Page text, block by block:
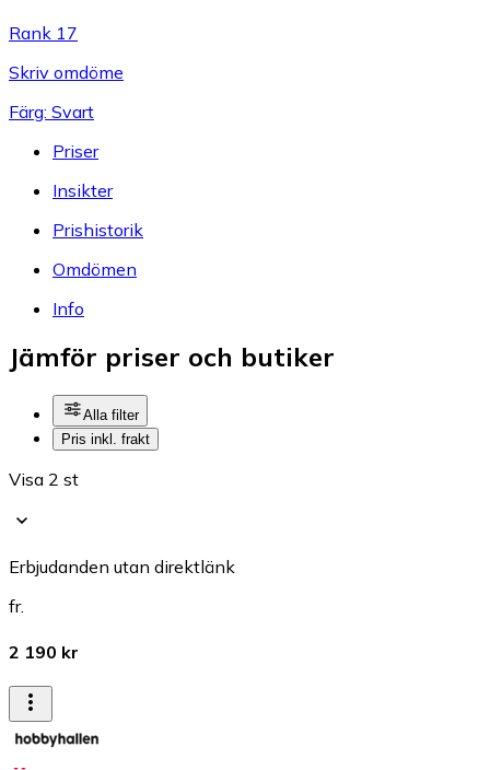
Rank 17
Skriv omdöme
Färg: Svart
Priser
Insikter
Prishistorik
Omdömen
Info
Jämför priser och butiker
Alla filter
Pris inkl. frakt
Visa 2 st
Erbjudanden utan direktlänk
fr.
2 190 kr